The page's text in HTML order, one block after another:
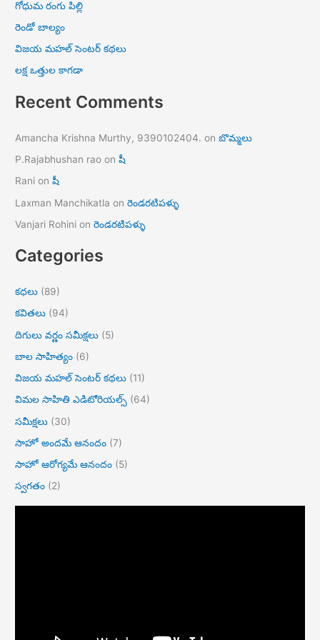
గోధుమ రంగు పిల్లి
రెండో బాల్యం
విజయ మహల్ సెంటర్ కథలు
లక్ష ఒత్తుల కాగడా
Recent Comments
Amancha Krishna Murthy, 9390102404. onబొమ్మలు
P.Rajabhushan rao onషీ
Rani onషీ
Laxman Manchikatla onరెండరటిపళ్ళు
Vanjari Rohini onరెండరటిపళ్ళు
Categories
కధలు (89)
కవితలు (94)
దిగులు వర్ణం సమీక్షలు (5)
బాల సాహిత్యం (6)
విజయ మహల్ సెంటర్ కథలు (11)
విమల సాహితి ఎడిటోరియల్స్ (64)
సమీక్షలు (30)
సాహో అందమే ఆనందం (7)
సాహో ఆరోగ్యమే ఆనందం (5)
స్వగతం (2)